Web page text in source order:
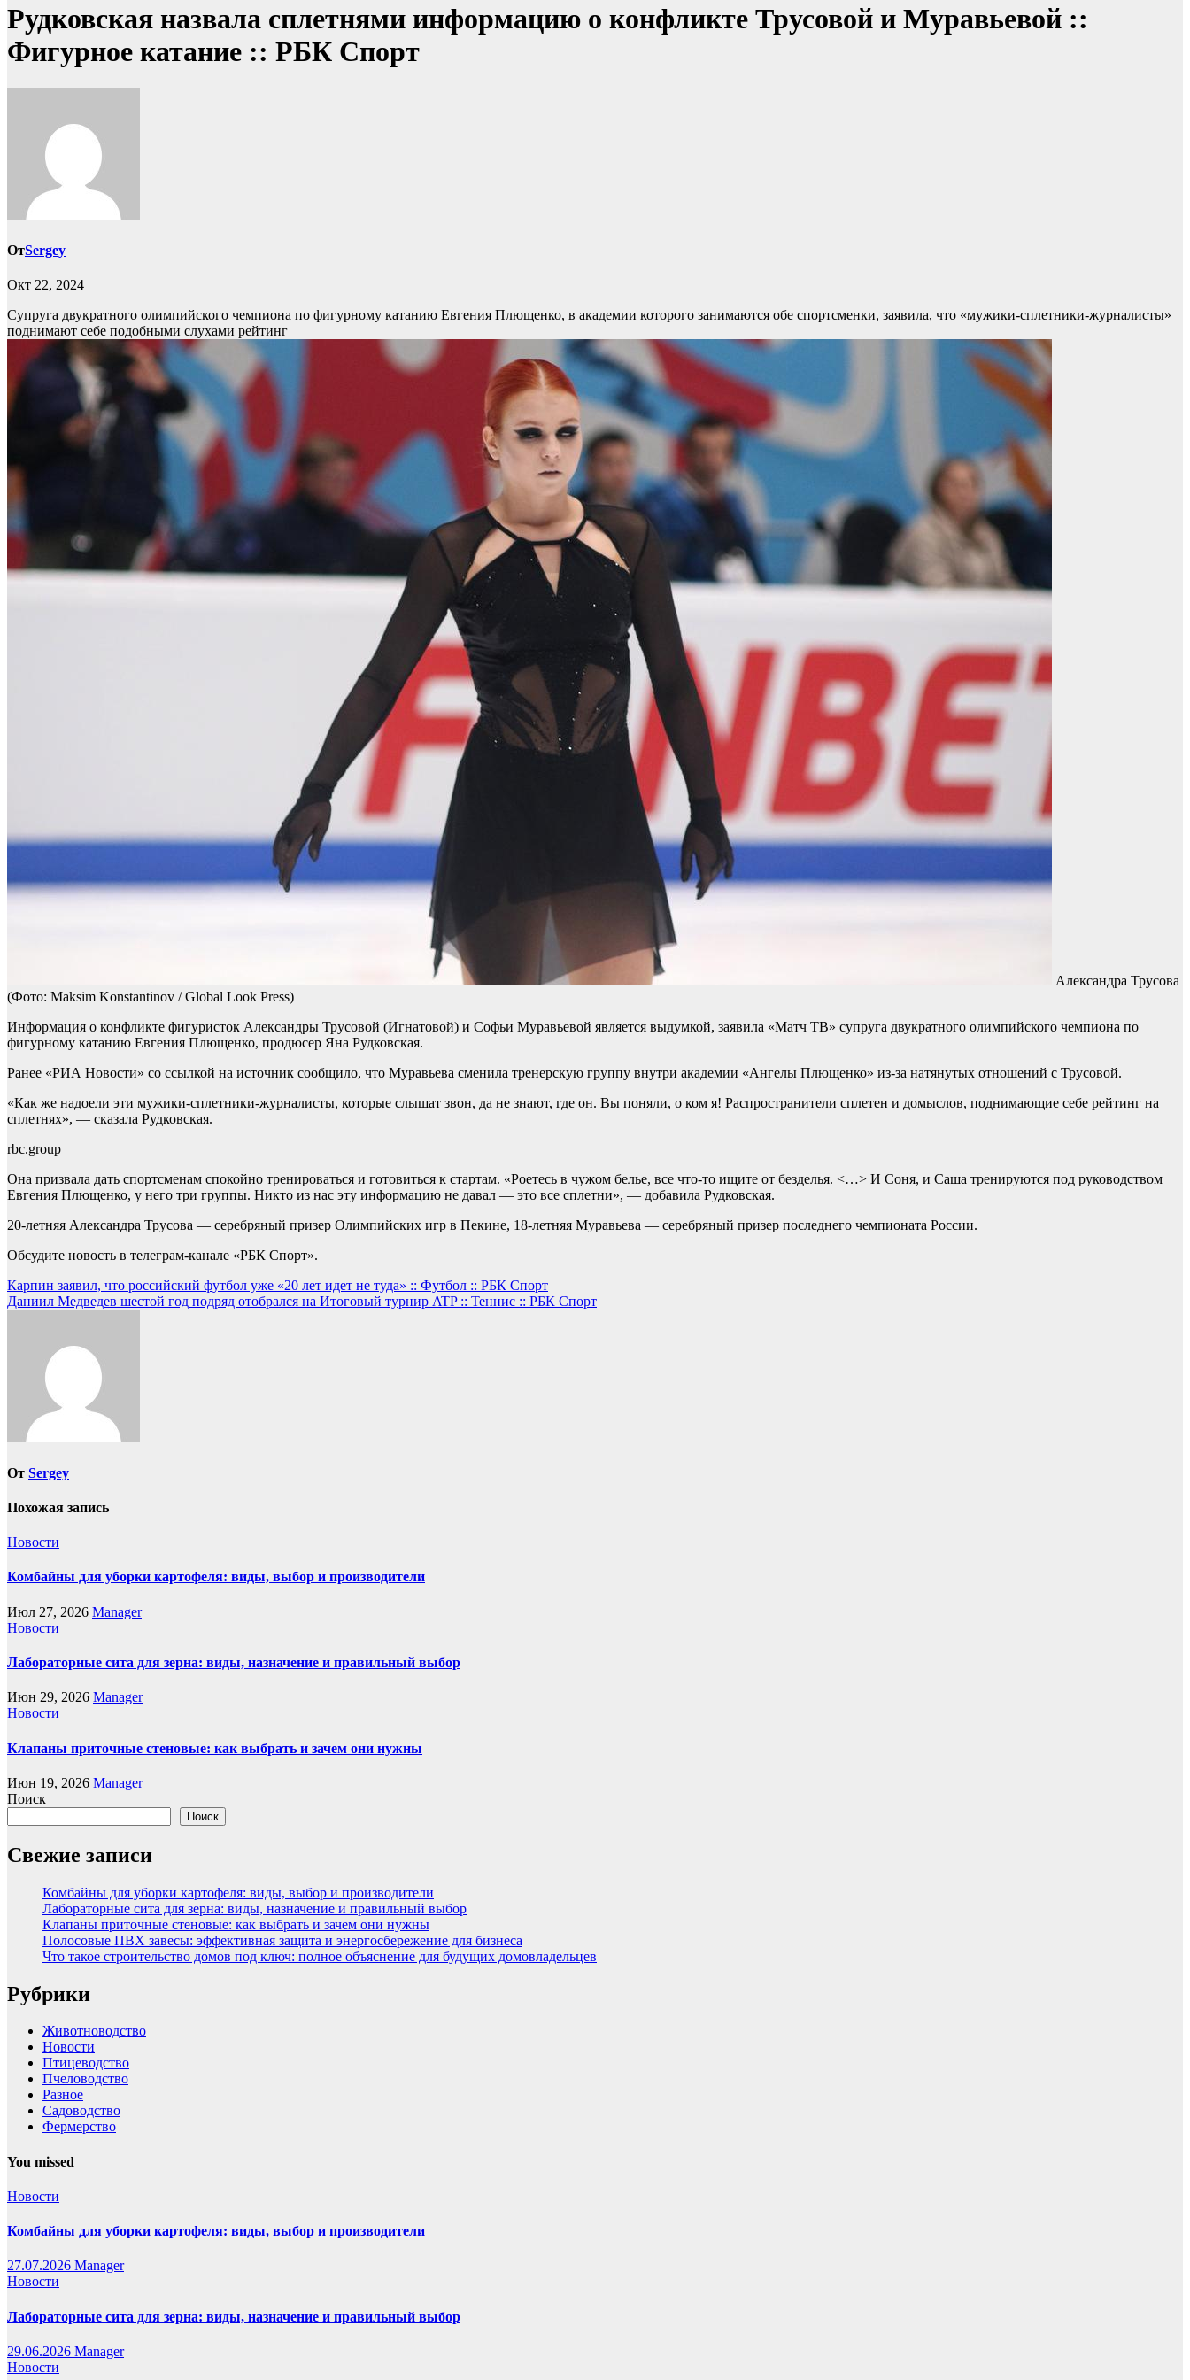
Рудковская назвала сплетнями информацию о конфликте Трусовой и Муравьевой ::
Фигурное катание :: РБК Спорт
ОтSergey
Окт 22, 2024
Супруга двукратного олимпийского чемпиона по фигурному катанию Евгения Плющенко, в академии которого занимаются обе спортсменки, заявила, что «мужики‑сплетники‑журналисты»
поднимают себе подобными слухами рейтинг
Александра Трусова
(Фото: Maksim Konstantinov / Global Look Press)
Информация о конфликте фигуристок Александры Трусовой (Игнатовой) и Софьи Муравьевой является выдумкой, заявила «Матч ТВ» супруга двукратного олимпийского чемпиона по
фигурному катанию Евгения Плющенко, продюсер Яна Рудковская.
Ранее «РИА Новости» со ссылкой на источник сообщило, что Муравьева сменила тренерскую группу внутри академии «Ангелы Плющенко» из-за натянутых отношений с Трусовой.
«Как же надоели эти мужики‑сплетники‑журналисты, которые слышат звон, да не знают, где он. Вы поняли, о ком я! Распространители сплетен и домыслов, поднимающие себе рейтинг на
сплетнях», — сказала Рудковская.
rbc.group
Она призвала дать спортсменам спокойно тренироваться и готовиться к стартам. «Роетесь в чужом белье, все что‑то ищите от безделья. <…> И Соня, и Саша тренируются под руководством
Евгения Плющенко, у него три группы. Никто из нас эту информацию не давал — это все сплетни», — добавила Рудковская.
20-летняя Александра Трусова — серебряный призер Олимпийских игр в Пекине, 18-летняя Муравьева — серебряный призер последнего чемпионата России.
Обсудите новость в телеграм-канале «РБК Спорт».
Навигация
по
Карпин заявил, что российский футбол уже «20 лет идет не туда» :: Футбол :: РБК Спорт
Даниил Медведев шестой год подряд отобрался на Итоговый турнир ATP :: Теннис :: РБК Спорт
От Sergey
Похожая запись
Новости
Комбайны для уборки картофеля: виды, выбор и производители
Июл 27, 2026 Manager
Новости
Лабораторные сита для зерна: виды, назначение и правильный выбор
Июн 29, 2026 Manager
Новости
Клапаны приточные стеновые: как выбрать и зачем они нужны
Июн 19, 2026 Manager
Поиск
Поиск
Свежие записи
Комбайны для уборки картофеля: виды, выбор и производители
Лабораторные сита для зерна: виды, назначение и правильный выбор
Клапаны приточные стеновые: как выбрать и зачем они нужны
Полосовые ПВХ завесы: эффективная защита и энергосбережение для бизнеса
Что такое строительство домов под ключ: полное объяснение для будущих домовладельцев
Рубрики
Животноводство
Новости
Птицеводство
Пчеловодство
Разное
Садоводство
Фермерство
You missed
Новости
Комбайны для уборки картофеля: виды, выбор и производители
27.07.2026 Manager
Новости
Лабораторные сита для зерна: виды, назначение и правильный выбор
29.06.2026 Manager
Новости